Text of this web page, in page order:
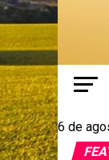
6 de